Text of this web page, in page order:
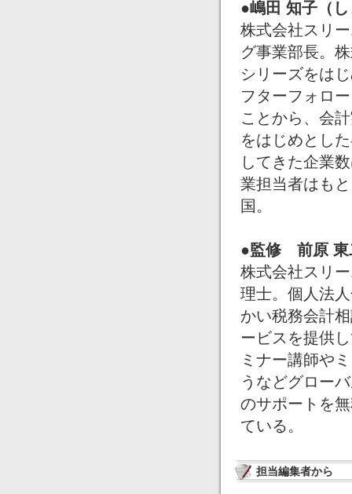
●嶋田 知子（
株式会社スリ
グ事業部長。
シリーズをは
フターフォロ
ことから、会
をはじめとし
してきた企業
業担当者はも
国。
●監修 前原 東
株式会社スリ
理士。個人法
かい税務会計
ービスを提供
ミナー講師や
うなどグロー
のサポートを
ている。
担当編集者から